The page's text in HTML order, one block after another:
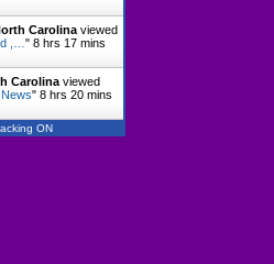
Carolina viewed
,…"8 hrs 17 mins
Carolina viewed
News"8 hrs 20 mins
ON